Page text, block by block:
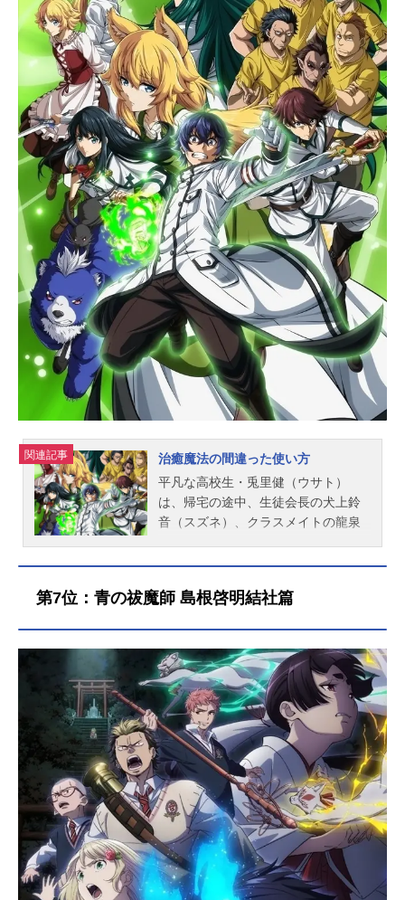
対にいや！3度目の人生は悲劇のきっ
かけとなったリンデンとの結婚を回
避し、医学の知識を生かして再び医
者になりたいと決意する。ところが
そんなエリーゼの道のりには、さま
ざまな困難が待ち受けていて…？こ
の人生は、誰かの命を救うためにー
ー運命にあらがう“天才外科医”の、ひ
たむき医療ファンタジー開幕！作品
名外科医エリーゼ放送形態TVアニメ
スケジュール2024年1月10日（水）
～2024年3月27日（水）AT-X・TOK
YOMXほか話数全12話キャストエリ
ーゼ・ド・クロレンス：石川由依リ
ンデン・ド・ロマノフ：阿座上洋平
ロン：日野聡グレアム・ド・ファロ
ン：細谷佳正レン・ド・クロレン
ス：小野大輔クリス・ド・クロレン
ス：...
関連記事
治癒魔法の間違った使い方
平凡な高校生・兎里健（ウサト）
は、帰宅の途中、生徒会長の犬上鈴
音（スズネ）、クラスメイトの龍泉
魔法陣に飲み込まれてしまう――。
に攻め込んでくる魔王軍に対抗でき
スズネとカズキのみ。ウサトは巻き
込まれただけだった！しかし、ウサ
トに“治癒魔法”の適性があることが判
ると事態は一変。救命団団長を名乗
るローズが現れ、ウサトを力ずくで
連れ去ってしまう。そこでウサトを
待っていたのは、想像を超える地獄
の訓練の日々だった――！作品名治
癒魔法の間違った使い方放送形態TV
アニメスケジュール2024年1月5日
（金）〜2024年3月29日（金）TOKY
OMX・BS11ほか話数全13話キャスト
第7位：青の祓魔師 島根啓明結社篇